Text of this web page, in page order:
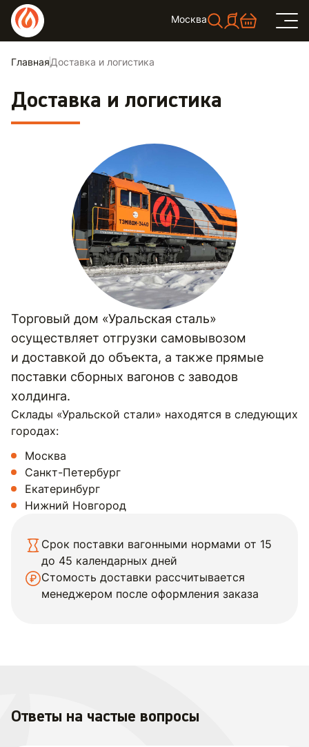
Москва
ГлавнаяДоставка и логистика
Доставка и логистика
Торговый дом «Уральская сталь»
осуществляет отгрузки самовывозом
и доставкой до объекта, а также прямые
поставки сборных вагонов с заводов
холдинга.
Склады «Уральской стали» находятся в следующих
городах:
Москва
Санкт-Петербург
Екатеринбург
Нижний Новгород
Срок поставки вагонными нормами от 15
до 45 календарных дней
Стомость доставки рассчитывается
менеджером после оформления заказа
Ответы на частые вопросы